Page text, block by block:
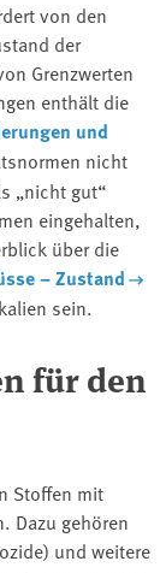
von den
der
Grenzwerten
enthält die
und
nicht
„nicht gut“
eingehalten,
über die
– Zustand
sein.
für den
Stoffen mit
Dazu gehören
und weitere